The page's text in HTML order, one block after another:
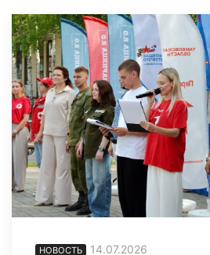
НОВОСТЬ 14.07.2026